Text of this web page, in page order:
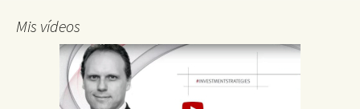
Mis vídeos